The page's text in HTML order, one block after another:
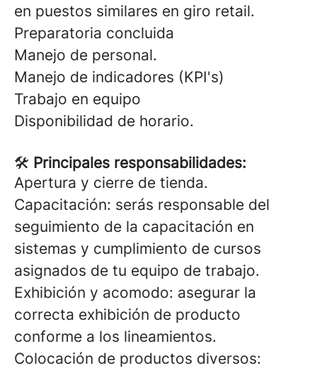
en puestos similares en giro retail.
Preparatoria concluida
Manejo de personal.
Manejo de indicadores (KPI's)
Trabajo en equipo
Disponibilidad de horario.
🛠 Principales responsabilidades:
Apertura y cierre de tienda.
Capacitación: serás responsable del
seguimiento de la capacitación en
sistemas y cumplimiento de cursos
asignados de tu equipo de trabajo.
Exhibición y acomodo: asegurar la
correcta exhibición de producto
conforme a los lineamientos.
Colocación de productos diversos: